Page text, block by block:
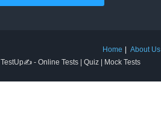
Home About Us
TestUp✍️ - Online Tests | Quiz | Mock Tests